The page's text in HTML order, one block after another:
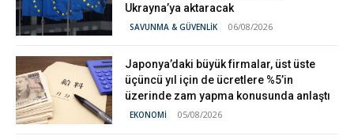
Ukrayna’ya aktaracak
SAVUNMA & GÜVENLİK 06/08/2026
Japonya’daki büyük firmalar, üst üste
üçüncü yıl için de ücretlere %5’in
üzerinde zam yapma konusunda anlaştı
EKONOMİ 05/08/2026